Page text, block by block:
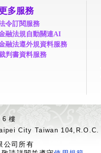
多服務
令訂閱服務
融法規自動關連AI
融法遵外規資料服務
判書資料服務
6 樓
City Taiwan 104,R.O.C.
公司所有